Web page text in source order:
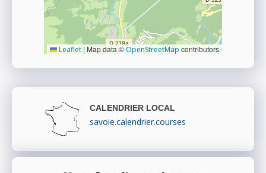
Leaflet | Map data ©OpenStreetMap contributors
CALENDRIER LOCAL
savoie.calendrier.courses